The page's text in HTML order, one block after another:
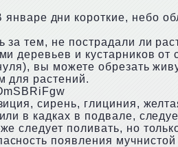
январе дни короткие, небо
тем, не пострадали ли
деревьев и кустарников
вы можете обрезать
для растений.
сирень, глициния,
в кадках в подвале,
следует поливать, но
появления